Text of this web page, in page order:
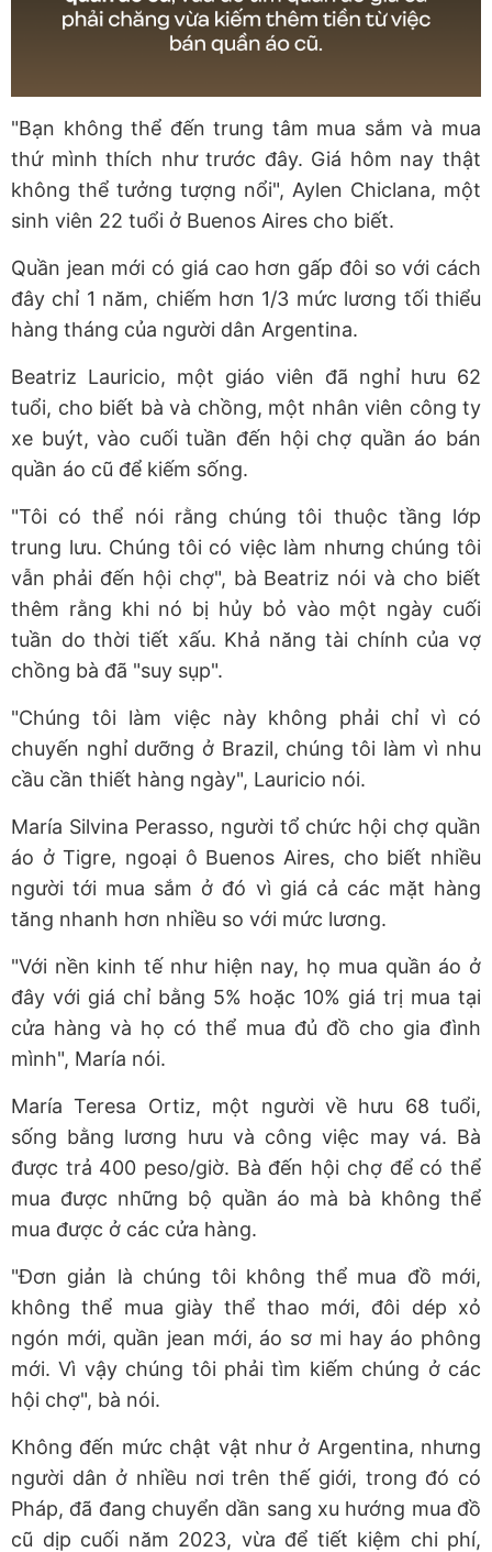
"Bạn không thể đến trung tâm mua sắm và mua
thứ mình thích như trước đây. Giá hôm nay thật
không thể tưởng tượng nổi", Aylen Chiclana, một
sinh viên 22 tuổi ở Buenos Aires cho biết.
Quần jean mới có giá cao hơn gấp đôi so với cách
đây chỉ 1 năm, chiếm hơn 1/3 mức lương tối thiểu
hàng tháng của người dân Argentina.
Beatriz Lauricio, một giáo viên đã nghỉ hưu 62
tuổi, cho biết bà và chồng, một nhân viên công ty
xe buýt, vào cuối tuần đến hội chợ quần áo bán
quần áo cũ để kiếm sống.
"Tôi có thể nói rằng chúng tôi thuộc tầng lớp
trung lưu. Chúng tôi có việc làm nhưng chúng tôi
vẫn phải đến hội chợ", bà Beatriz nói và cho biết
thêm rằng khi nó bị hủy bỏ vào một ngày cuối
tuần do thời tiết xấu. Khả năng tài chính của vợ
chồng bà đã "suy sụp".
"Chúng tôi làm việc này không phải chỉ vì có
chuyến nghỉ dưỡng ở Brazil, chúng tôi làm vì nhu
cầu cần thiết hàng ngày", Lauricio nói.
María Silvina Perasso, người tổ chức hội chợ quần
áo ở Tigre, ngoại ô Buenos Aires, cho biết nhiều
người tới mua sắm ở đó vì giá cả các mặt hàng
tăng nhanh hơn nhiều so với mức lương.
"Với nền kinh tế như hiện nay, họ mua quần áo ở
đây với giá chỉ bằng 5% hoặc 10% giá trị mua tại
cửa hàng và họ có thể mua đủ đồ cho gia đình
mình", María nói.
María Teresa Ortiz, một người về hưu 68 tuổi,
sống bằng lương hưu và công việc may vá. Bà
được trả 400 peso/giờ. Bà đến hội chợ để có thể
mua được những bộ quần áo mà bà không thể
mua được ở các cửa hàng.
"Đơn giản là chúng tôi không thể mua đồ mới,
không thể mua giày thể thao mới, đôi dép xỏ
ngón mới, quần jean mới, áo sơ mi hay áo phông
mới. Vì vậy chúng tôi phải tìm kiếm chúng ở các
hội chợ", bà nói.
Không đến mức chật vật như ở Argentina, nhưng
người dân ở nhiều nơi trên thế giới, trong đó có
Pháp, đã đang chuyển dần sang xu hướng mua đồ
cũ dịp cuối năm 2023, vừa để tiết kiệm chi phí,